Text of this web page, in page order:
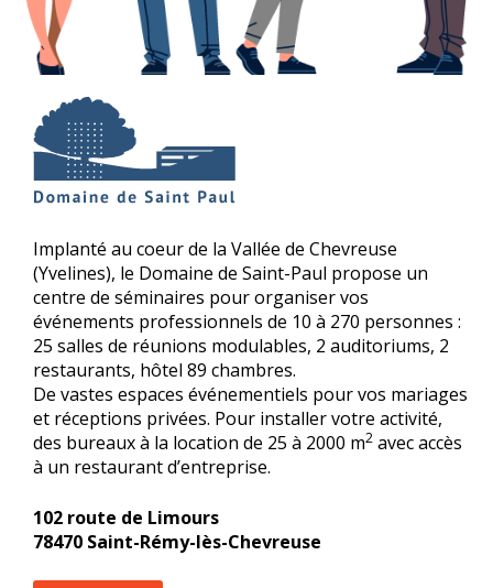
Implanté au coeur de la Vallée de Chevreuse
(Yvelines), le Domaine de Saint-Paul propose un
centre de séminaires pour organiser vos
événements professionnels de 10 à 270 personnes :
25 salles de réunions modulables, 2 auditoriums, 2
restaurants, hôtel 89 chambres.
De vastes espaces événementiels pour vos mariages
et réceptions privées. Pour installer votre activité,
des bureaux à la location de 25 à 2000 m2 avec accès
à un restaurant d’entreprise.
102 route de Limours
78470 Saint-Rémy-lès-Chevreuse